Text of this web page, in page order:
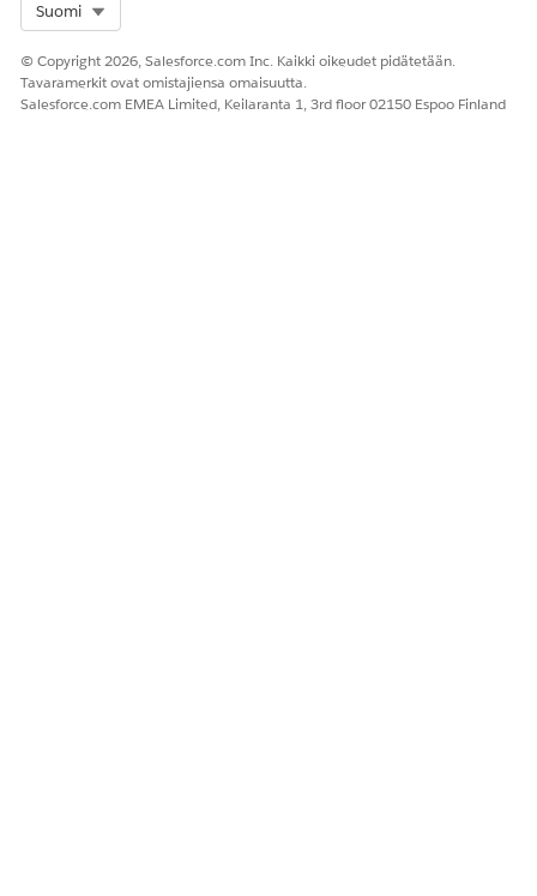
Suomi
© Copyright 2026, Salesforce.com Inc. Kaikki oikeudet pidätetään.
Tavaramerkit ovat omistajiensa omaisuutta.
Salesforce.com EMEA Limited, Keilaranta 1, 3rd floor 02150 Espoo Finland